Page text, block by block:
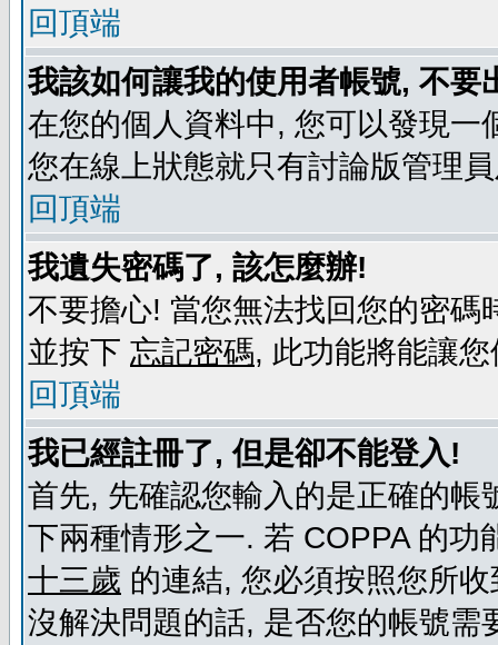
回頂端
我該如何讓我的使用者帳號, 不
在您的個人資料中, 您可以發現一
您在線上狀態就只有討論版管理
回頂端
我遺失密碼了, 該怎麼辦!
不要擔心! 當您無法找回您的密
並按下 忘記密碼, 此功能將能讓
回頂端
我已經註冊了, 但是卻不能登入!
首先, 先確認您輸入的是正確的
下兩種情形之一. 若 COPPA 的
十三歲 的連結, 您必須按照您所
沒解決問題的話, 是否您的帳號